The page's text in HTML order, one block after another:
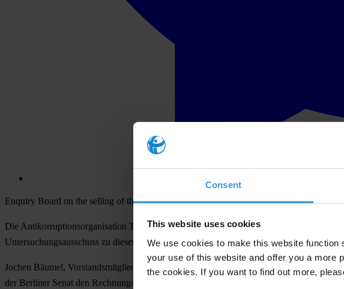
Consent
This website uses cookies
We use cookies to make this website
your use of this website and offer you a more
the cookies. If you want to find out more,
Enquiry Board on the selling of the Spreedreieck property in Berlin: Members of the
Die Antikorruptionsorganisation Transparency International Deutschland kritisiert das
Untersuchungsausschuss zu diesem Verkauf hat schwerwiegende Fehler des Berliner
Jochen Bäumel, Vorstandsmitglied von Transparency Deutschland: „Das Spreedreieck
der Berliner Senat den Rechnungshofsbericht, der diesen Schaden genau beziffert,